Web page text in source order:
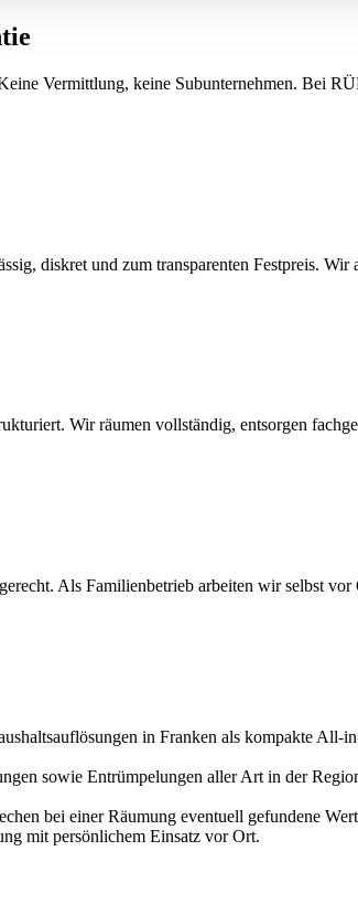
Vermittlung, keine Subunternehmen. Bei
diskret und zum transparenten Festpreis. Wir
Wir räumen vollständig, entsorgen
Als Familienbetrieb arbeiten wir selbst vor
in Franken als kompakte All-
sowie Entrümpelungen aller Art in der
bei einer Räumung eventuell gefundene
mit persönlichem Einsatz vor Ort.